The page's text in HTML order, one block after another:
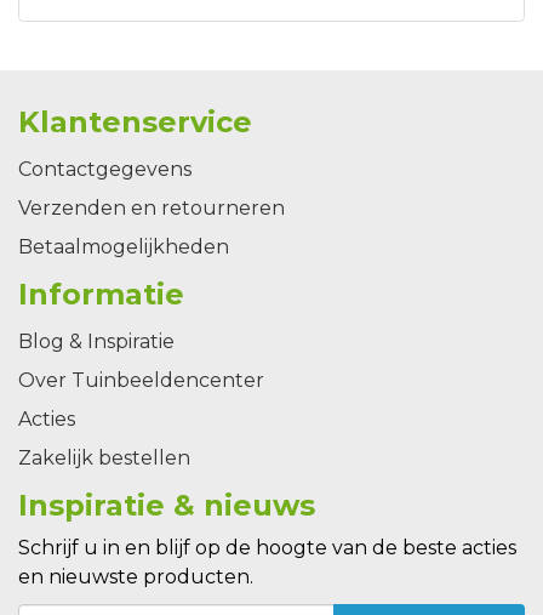
Klantenservice
Contactgegevens
Verzenden en retourneren
Betaalmogelijkheden
Informatie
Blog & Inspiratie
Over Tuinbeeldencenter
Acties
Zakelijk bestellen
Inspiratie & nieuws
Schrijf u in en blijf op de hoogte van de beste acties
en nieuwste producten.